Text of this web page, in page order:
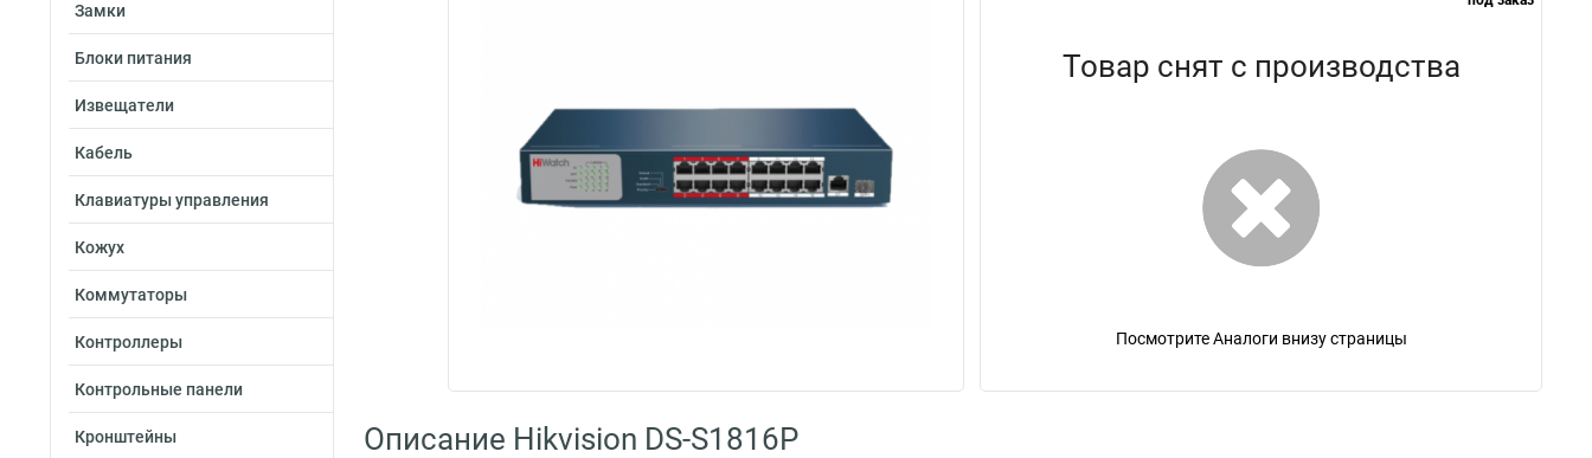
Замки
Блоки питания
Извещатели
Кабель
Клавиатуры управления
Кожух
Коммутаторы
Контроллеры
Контрольные панели
Кронштейны
Товар снят с производства
Посмотрите Аналоги внизу страницы
Описание Hikvision DS-S1816P